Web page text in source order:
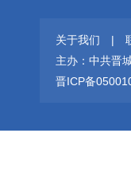
关于我们 |
主办：中共晋
晋ICP备